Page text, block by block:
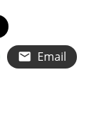
Email